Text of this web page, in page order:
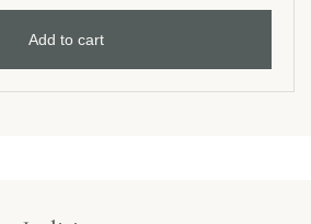
Add to cart